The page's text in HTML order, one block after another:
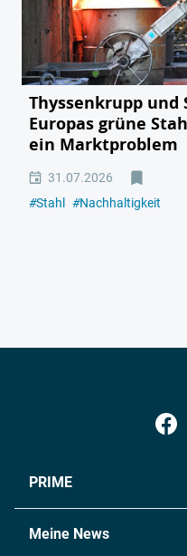
Thyssenkrupp und
Europas grüne
ein Marktproblem
31.07.2026
#Stahl #Nachhaltigkeit
PRIME
Meine News